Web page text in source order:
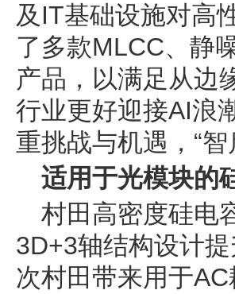
及IT基础设施对高
了多款MLCC、静
产品，以满足从边
行业更好迎接AI浪
重挑战与机遇，“
适用于光模块的
村田高密度硅电
3D+3轴结构设计
次村田带来用于